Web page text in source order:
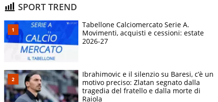
SPORT TREND
Tabellone Calciomercato Serie A.
Movimenti, acquisti e cessioni: estate
2026-27
Ibrahimovic e il silenzio su Baresi, c’è un
motivo preciso: Zlatan segnato dalla
tragedia del fratello e dalla morte di
Raiola